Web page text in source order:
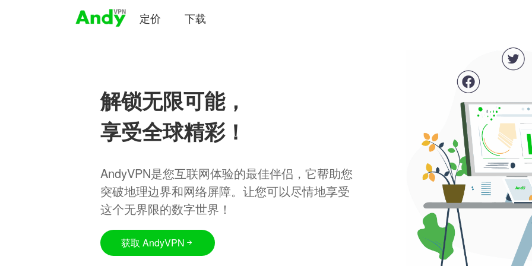
定价 下载
解锁无限可能，
享受全球精彩！
AndyVPN是您互联网体验的最佳伴侣，它帮助您
突破地理边界和网络屏障。让您可以尽情地享受
这个无界限的数字世界！
获取 AndyVPN